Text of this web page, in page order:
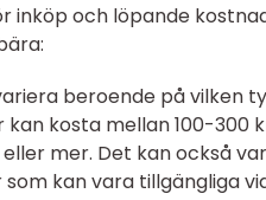
och löpande
beroende på vilken
kosta mellan 100-300
mer. Det kan också
kan vara tillgängliga